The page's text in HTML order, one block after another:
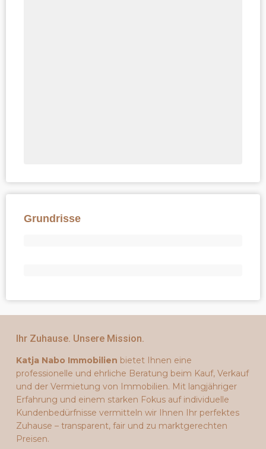
Grundrisse
Ihr Zuhause. Unsere Mission.
Katja Nabo Immobilien bietet Ihnen eine
professionelle und ehrliche Beratung beim Kauf, Verkauf
und der Vermietung von Immobilien. Mit langjähriger
Erfahrung und einem starken Fokus auf individuelle
Kundenbedürfnisse vermitteln wir Ihnen Ihr perfektes
Zuhause – transparent, fair und zu marktgerechten
Preisen.